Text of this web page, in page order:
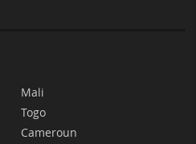
Mali
Togo
Cameroun